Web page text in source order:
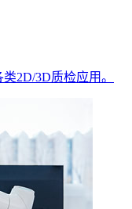
2D/3D质检应用。